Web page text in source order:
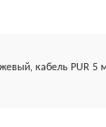
кабель PUR 5